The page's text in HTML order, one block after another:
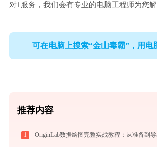
对1服务，我们会有专业的电脑工程师为您解
可在电脑上搜索“金山毒霸”，用电
推荐内容
1 OriginLab数据绘图完整实战教程：从准备到导